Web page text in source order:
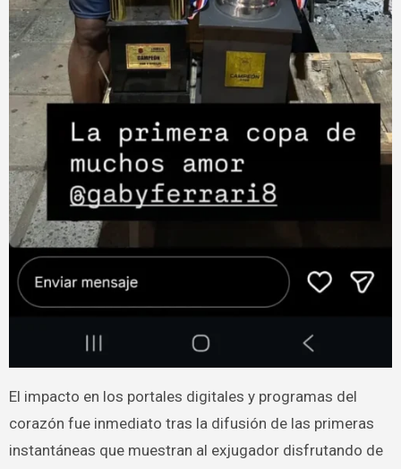
El impacto en los portales digitales y programas del
corazón fue inmediato tras la difusión de las primeras
instantáneas que muestran al exjugador disfrutando de